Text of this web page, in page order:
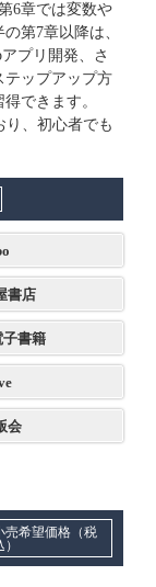
6章では変数や
第7章以降は、
プリ開発、さ
テップアップ方
できます。
り、初心者でも
書店
子書籍
会
売希望価格（税